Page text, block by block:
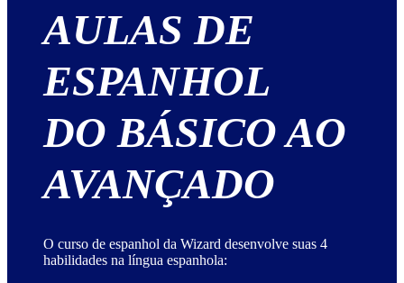
AULAS DE
ESPANHOL
DO BÁSICO AO
AVANÇADO
O curso de espanhol da Wizard desenvolve suas 4
habilidades na língua espanhola: